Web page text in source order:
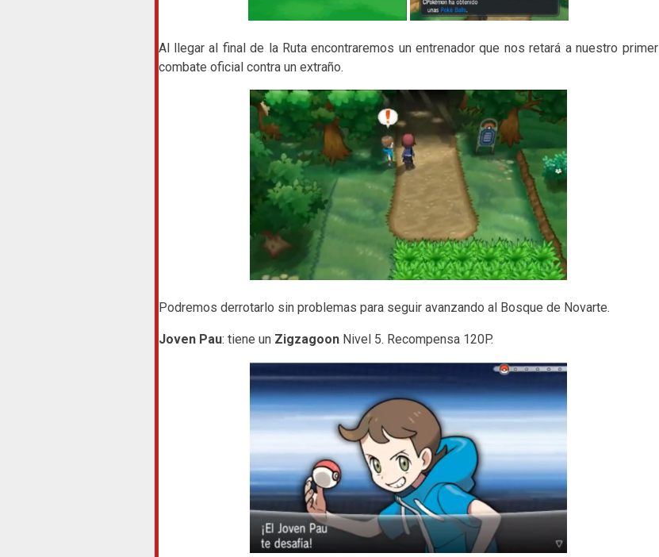
Al llegar al final de la Ruta encontraremos un entrenador que nos retará a nuestro primer
combate oficial contra un extraño.
Podremos derrotarlo sin problemas para seguir avanzando al Bosque de Novarte.
Joven Pau: tiene un ZigzagoonNivel 5. Recompensa 120P.